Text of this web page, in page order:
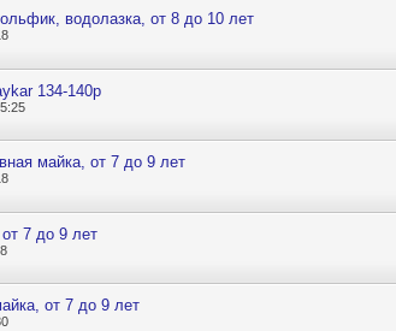
водолазка, от 8 до 10 лет
134-140р
майка, от 7 до 9 лет
7 до 9 лет
от 7 до 9 лет